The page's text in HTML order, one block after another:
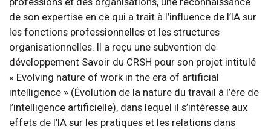
de son expertise en ce qui a trait à l’influence de l’IA sur
les fonctions professionnelles et les structures
organisationnelles. Il a reçu une subvention de
développement Savoir du CRSH pour son projet intitulé
« Evolving nature of work in the era of artificial
intelligence » (Évolution de la nature du travail à l’ère de
l’intelligence artificielle), dans lequel il s’intéresse aux
effets de l’IA sur les pratiques et les relations dans